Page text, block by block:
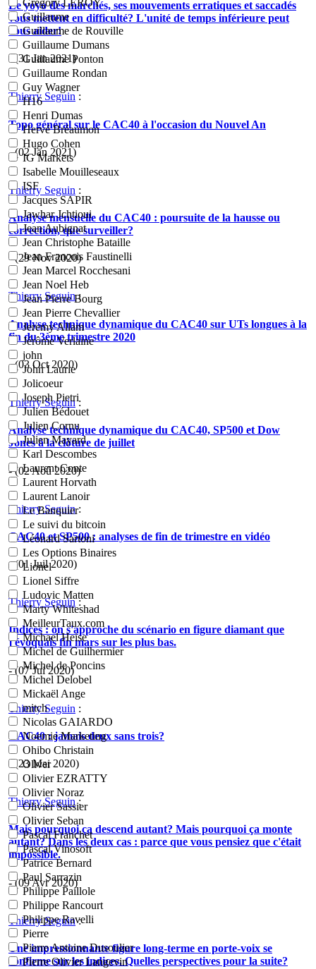
Grégory LEROY
Guillaume
Guillaume de Rouville
Guillaume Dumans
Guillaume Ponton
Guillaume Rondan
Guy Wagner
H16
Henri Dumas
Hervé Bréaumon
Hugo Cohen
IG Markets
Isabelle Mouilleseaux
ISF
Jacques SAPIR
Jawhar Jchtioui
Jean Aubignat
Jean Christophe Bataille
Jean Francois Faustinelli
Jean Marcel Rocchesani
Jean Noel Heb
Jean Pierre Bourg
Jean Pierre Chevallier
Jeremy Allam
Jérôme Verlaine
john
John Laurie
Jolicoeur
Joseph Pietri
Julien Bédouet
Julien Cornu
Julien Mayard
Karl Descombes
Laurent Conte
Laurent Horvath
Laurent Lanoir
Le Banquier
Le suivi du bitcoin
Léonard Sartoni
Les Options Binaires
Lionel
Lionel Siffre
Ludovic Matten
Marty Whiteshad
MeilleurTaux.com
Michael Heise
Michel de Guilhermier
Michel de Poncins
Michel Delobel
Mickaël Ange
mitch
Nicolas GAIARDO
Noemie Marketing
Ohibo Christain
Oliver
Olivier EZRATTY
Olivier Noraz
Olivier Sassier
Olivier Seban
Pascal Franchet
Pascal Vinosoft
Patrice Bernard
Paul Sarrazin
Philippe Paillole
Philippe Rancourt
Philippe Ravelli
Pierre
Pierre Antoine Dusoulier
Pierre Olivier Langevin
Le yoyo des marchés, ses mouvements erratiques et saccadés
vous mettent en difficulté? L'unité de temps inférieure peut
vous aider!
- (31 Jan 2021)
Thierry Seguin :
Topo général sur le CAC40 à l'occasion du Nouvel An
- (02 Jan 2021)
Thierry Seguin :
Analyse mensuelle du CAC40 : poursuite de la hausse ou
correction, que surveiller?
- (29 Nov 2020)
Thierry Seguin:
Analyse technique dynamique du CAC40 sur UTs longues à la
fin du 3ème trimestre 2020
- (03 Oct 2020)
Thierry Seguin:
Analyse technique dynamique du CAC40, SP500 et Dow
Jones à la clôture de juillet
- (02 Aoû 2020)
Thierry Seguin:
CAC40 et SP500 : analyses de fin de trimestre en vidéo
- (01 Juil 2020)
Thierry Seguin:
Indices : on s'approche du scénario en figure diamant que
j'évoquais fin mars sur les plus bas.
- (07 Jui 2020)
Thierry Seguin :
CAC40 : jamais deux sans trois?
- (23 Mai 2020)
Thierry Seguin:
Mais pourquoi ça descend autant? Mais pourquoi ça monte
autant? Dans les deux cas : parce que vous pensiez que c'était
impossible.
- (09 Avr 2020)
Thierry Seguin:
Une impressionnante figure long-terme en porte-voix se
confirme sur les indices. Quelles perspectives pour la suite?